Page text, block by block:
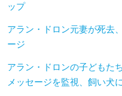
ップ
アラン・ドロン元妻が死去
ージ
アラン・ドロンの子どもた
メッセージを監視、飼い犬